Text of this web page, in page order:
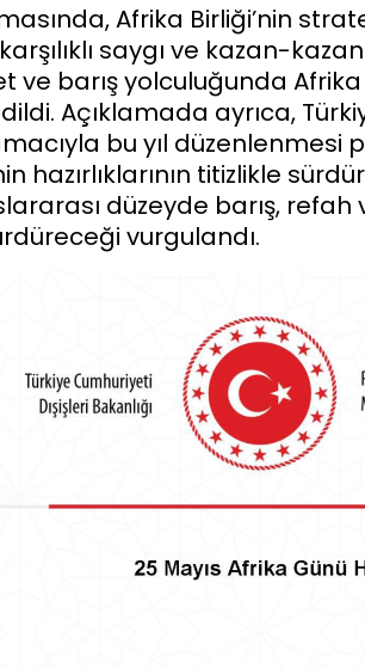
Afrika Birliği’nin
karşılıklı saygı ve kazan-
ve barış yolculuğunda
Açıklamada ayrıca,
bu yıl
hazırlıklarının titizlikle
düzeyde barış,
vurgulandı.